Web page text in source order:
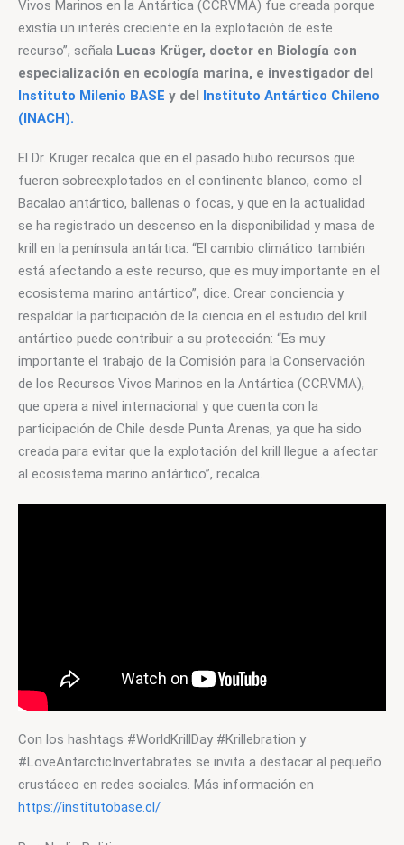
Vivos Marinos en la Antártica (CCRVMA) fue creada porque
existía un interés creciente en la explotación de este
recurso”, señala Lucas Krüger, doctor en Biología con
especialización en ecología marina, e investigador del
Instituto Milenio BASE y del Instituto Antártico Chileno
(INACH).
El Dr. Krüger recalca que en el pasado hubo recursos que
fueron sobreexplotados en el continente blanco, como el
Bacalao antártico, ballenas o focas, y que en la actualidad
se ha registrado un descenso en la disponibilidad y masa de
krill en la península antártica: “El cambio climático también
está afectando a este recurso, que es muy importante en el
ecosistema marino antártico”, dice. Crear conciencia y
respaldar la participación de la ciencia en el estudio del krill
antártico puede contribuir a su protección: “Es muy
importante el trabajo de la Comisión para la Conservación
de los Recursos Vivos Marinos en la Antártica (CCRVMA),
que opera a nivel internacional y que cuenta con la
participación de Chile desde Punta Arenas, ya que ha sido
creada para evitar que la explotación del krill llegue a afectar
al ecosistema marino antártico”, recalca.
Con los hashtags #WorldKrillDay #Krillebration y
#LoveAntarcticInvertabrates se invita a destacar al pequeño
crustáceo en redes sociales. Más información en
https://institutobase.cl/